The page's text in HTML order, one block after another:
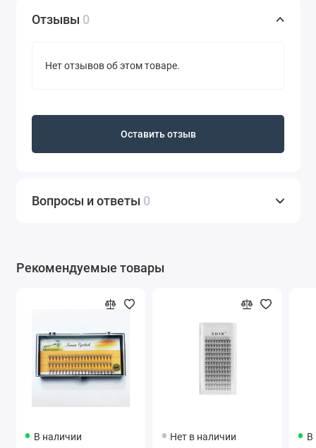
Отзывы 0
Нет отзывов об этом товаре.
Оставить отзыв
Вопросы и ответы 0
Рекомендуемые товары
В наличии Нет в наличии В